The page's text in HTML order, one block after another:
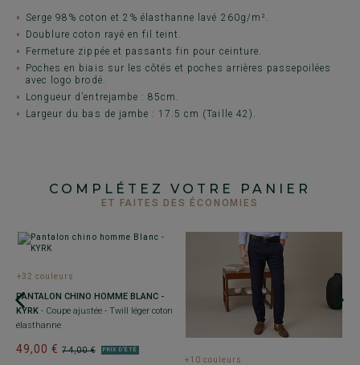
Serge 98% coton et 2% élasthanne lavé 260g/m².
Doublure coton rayé en fil teint.
Fermeture zippée et passants fin pour ceinture.
Poches en biais sur les côtés et poches arrières passepoilées
avec logo brodé.
Longueur d’entrejambe : 85cm.
Largeur du bas de jambe : 17.5 cm (Taille 42).
COMPLÉTEZ VOTRE PANIER
ET FAITES DES ÉCONOMIES
+32 couleurs
PANTALON CHINO HOMME BLANC -
KYRK - Coupe ajustée - Twill léger coton
élasthanne
74,00 €
49,00 € PRIX D'ÉTÉ
+10 couleurs